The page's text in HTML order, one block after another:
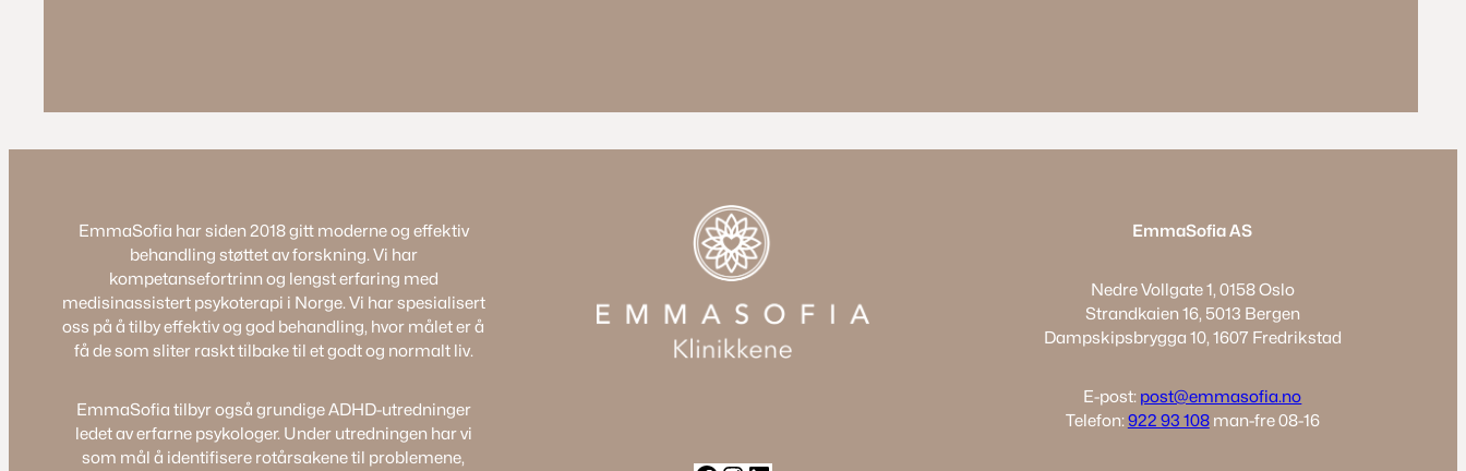
EmmaSofia har siden 2018 gitt moderne og effektiv
behandling støttet av forskning. Vi har
kompetansefortrinn og lengst erfaring med
medisinassistert psykoterapi i Norge. Vi har spesialisert
oss på å tilby effektiv og god behandling, hvor målet er å
få de som sliter raskt tilbake til et godt og normalt liv.
EmmaSofia tilbyr også grundige ADHD-utredninger
ledet av erfarne psykologer. Under utredningen har vi
som mål å identifisere rotårsakene til problemene,
EmmaSofia AS
Nedre Vollgate 1, 0158 Oslo
Strandkaien 16, 5013 Bergen
Dampskipsbrygga 10, 1607 Fredrikstad
E-post: post@emmasofia.no
Telefon:922 93 108man-fre 08-16